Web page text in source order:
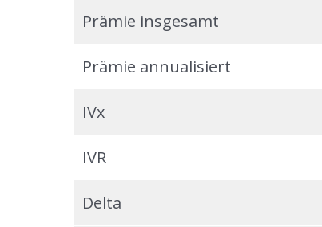
Prämie insgesamt
Prämie annualisiert
IVx
IVR
Delta